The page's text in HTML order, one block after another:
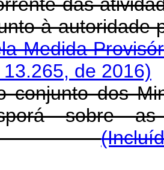
junto à
Medida
13.265, de 2016)
dos
sobre